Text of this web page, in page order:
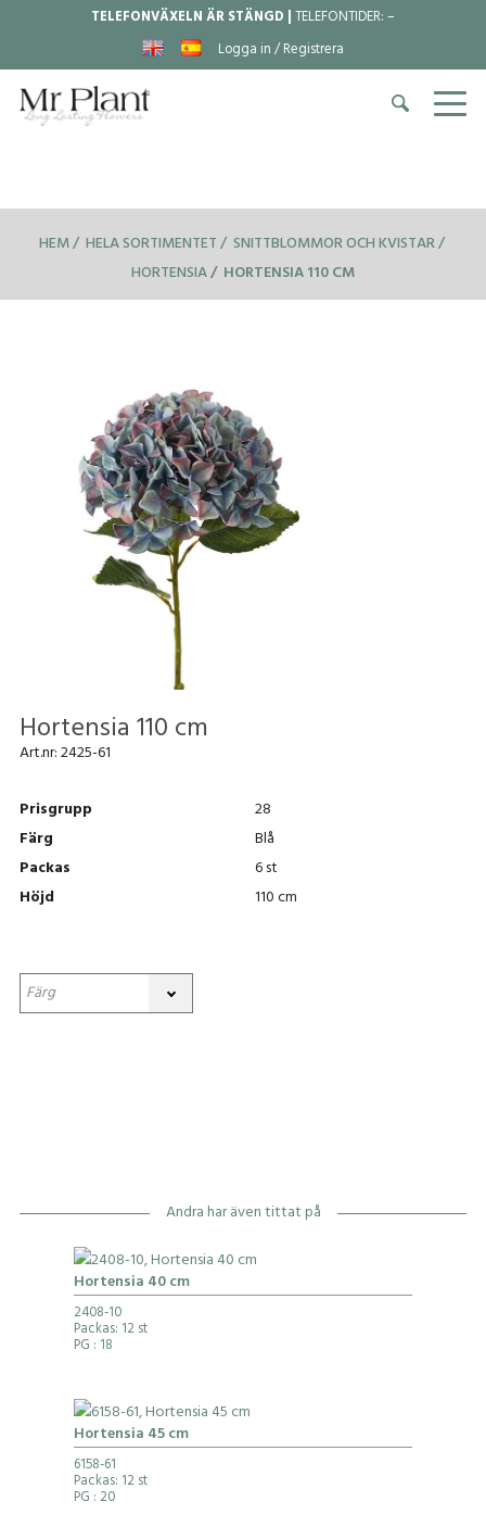
TELEFONVÄXELN ÄR STÄNGD |TELEFONTIDER:–
Logga in / Registrera
HEM HELA SORTIMENTET SNITTBLOMMOR OCH KVISTAR
HORTENSIA HORTENSIA 110 CM
Hortensia 110 cm
Art.nr:2425-61
Prisgrupp
28
Färg
Blå
Packas
6 st
Höjd
110 cm
Andra har även tittat på
Hortensia 40 cm
2408-10
Packas: 12 st
PG : 18
Hortensia 45 cm
6158-61
Packas: 12 st
PG : 20